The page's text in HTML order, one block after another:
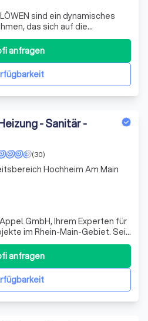
sind ein dynamisches
das sich auf die
spezialisiert hat. Als
Fachbetriebt für Pellet,
finden wir die perfekte
anfragen
- Sanitär -
(30)
GmbH, Ihrem Experten für
im Rhein-Main-Gebiet. Seit
Kundennähe und
Erfahrung und
Ihnen stets höchste Qualität
b
anfragen
Hochheim Am Main